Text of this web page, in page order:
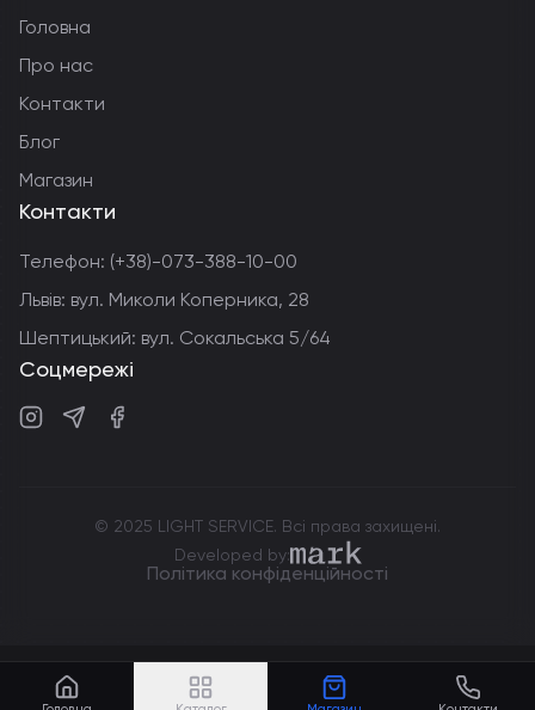
Головна
Про нас
Контакти
Блог
Магазин
Контакти
Телефон: (+38)-073-388-10-00
Львів: вул. Миколи Коперника, 28
Шептицький: вул. Сокальська 5/64
Соцмережі
© 2025 LIGHT SERVICE. Всі права захищені.
Developed by:markdev.agency
Політика конфіденційності